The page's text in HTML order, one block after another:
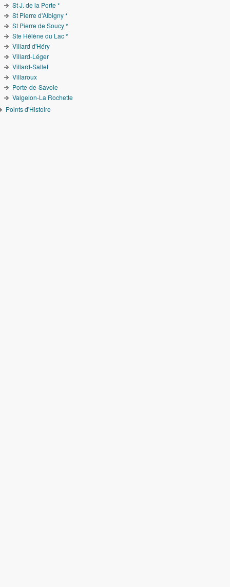
St J. de la Porte *
St Pierre d'Albigny *
St Pierre de Soucy *
Ste Hélène du Lac *
Villard d'Héry
Villard-Léger
Villard-Sallet
Villaroux
Porte-de-Savoie
Valgelon-La Rochette
Points d'Histoire